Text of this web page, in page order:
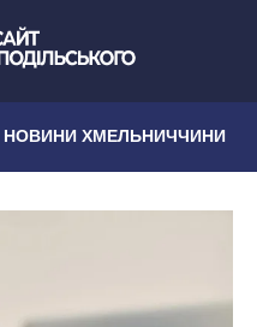
НОВИНИ ХМЕЛЬНИЧЧИНИ